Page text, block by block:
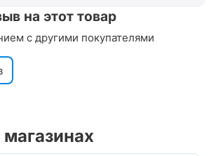
на этот товар
с другими покупателями